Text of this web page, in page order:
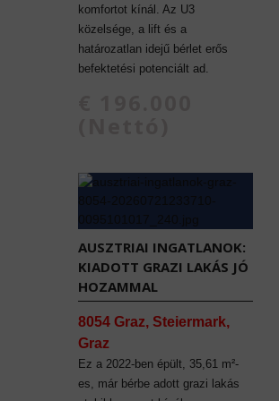
komfortot kínál. Az U3
közelsége, a lift és a
határozatlan idejű bérlet erős
befektetési potenciált ad.
AUSZTRIAI INGATLANOK:
KIADOTT GRAZI LAKÁS JÓ
HOZAMMAL
8054 Graz, Steiermark,
Graz
Ez a 2022-ben épült, 35,61 m²-
es, már bérbe adott grazi lakás